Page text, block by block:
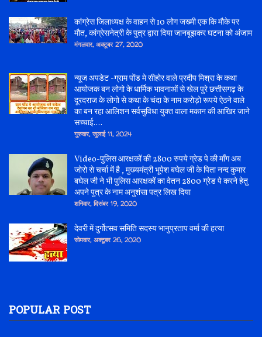
कांग्रेस जिलाध्यक्ष के वाहन से 10 लोग जख्मी एक कि मौके पर
मौत, कांग्रेसनेत्री के पुत्र द्वारा दिया जानबूझकर घटना को अंजाम
मंगलवार, अक्टूबर 27, 2020
न्यूज अपडेट -ग्राम पोंड मे सीहोर वाले प्रदीप मिश्रा के कथा
आयोजक बन लोगो के धार्मिक भावनाओं से खेल पुरे छत्तीसगढ़ के
दूरदराज के लोगो से कथा के चंदा के नाम करोड़ो रूपये ऐठने वाले
का बन रहा आलिशन सर्वसुविधा युक्त वाला मकान की आखिर जाने
सच्चाई....
गुरुवार, जुलाई 11, 2024
Video-पुलिस आरक्षकों की 2800 रुपये ग्रेड पे की माँग अब
जोरो से चर्चा में है , मुख्यमंत्री भूपेश बघेल जी के पिता नन्द कुमार
बघेल जी ने भी पुलिस आरक्षकों का वेतन 2800 ग्रेड पे करने हेतु
अपने पुत्र के नाम अनुशंसा पत्र लिख दिया
शनिवार, दिसंबर 19, 2020
देवरी में दुर्गोत्सव समिति सदस्य भानुप्रताप वर्मा की हत्या
सोमवार, अक्टूबर 26, 2020
POPULAR POST